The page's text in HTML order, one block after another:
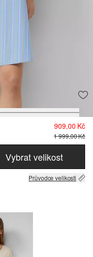
909,00 Kč
1 999,00 Kč
Vybrat velikost
Průvodce velikosti